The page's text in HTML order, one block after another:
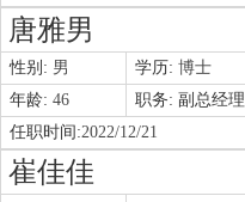
唐雅男
性别: 男 学历: 博士
年龄: 46 职务: 副总经理
任职时间:2022/12/21
崔佳佳